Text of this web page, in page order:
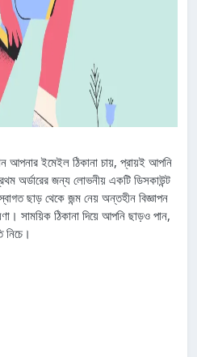
আপনার ইমেইল ঠিকানা চায়, প্রায়ই আপনি
অর্ডারের জন্য লোভনীয় একটি ডিসকাউন্ট
ছাড় থেকে জন্ম নেয় অন্তহীন বিজ্ঞাপন
সাময়িক ঠিকানা দিয়ে আপনি ছাড়ও পান,